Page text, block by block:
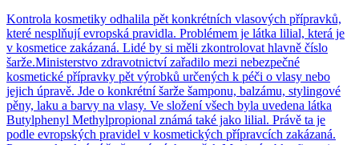
Kontrola kosmetiky odhalila pět konkrétních vlasových přípravků,
které nesplňují evropská pravidla. Problémem je látka lilial, která je
v kosmetice zakázaná. Lidé by si měli zkontrolovat hlavně číslo
šarže.Ministerstvo zdravotnictví zařadilo mezi nebezpečné
kosmetické přípravky pět výrobků určených k péči o vlasy nebo
jejich úpravě. Jde o konkrétní šarže šamponu, balzámu, stylingové
pěny, laku a barvy na vlasy. Ve složení všech byla uvedena látka
Butylphenyl Methylpropional známá také jako lilial. Právě ta je
podle evropských pravidel v kosmetických přípravcích zakázaná.